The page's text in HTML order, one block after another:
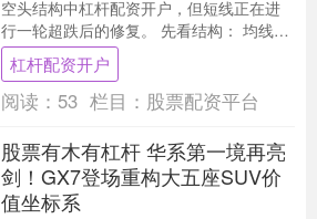
空头结构中杠杆配资开户，但短线正在进
行一轮超跌后的修复。 先看结构： 均线系
统依旧空头排列，价格虽然从低位反弹，
但仍运行在....
杠杆配资开户
阅读： 53 栏目： 股票配资平台
股票有木有杠杆 华系第一境再亮
剑！GX7登场重构大五座SUV价
值坐标系